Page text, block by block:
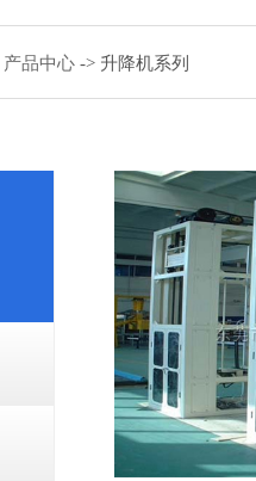
产品中心 -> 升降机系列